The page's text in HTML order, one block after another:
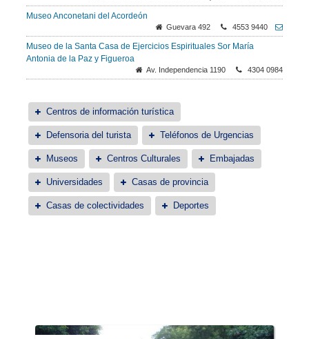
Museo Anconetani del Acordeón
Guevara 492 4553 9440
Museo de la Santa Casa de Ejercicios Espirituales Sor María
Antonia de la Paz y Figueroa
Av. Independencia 1190 4304 0984
Centros de información turística
Defensoria del turista Teléfonos de Urgencias
Museos Centros Culturales Embajadas
Universidades Casas de provincia
Casas de colectividades Deportes